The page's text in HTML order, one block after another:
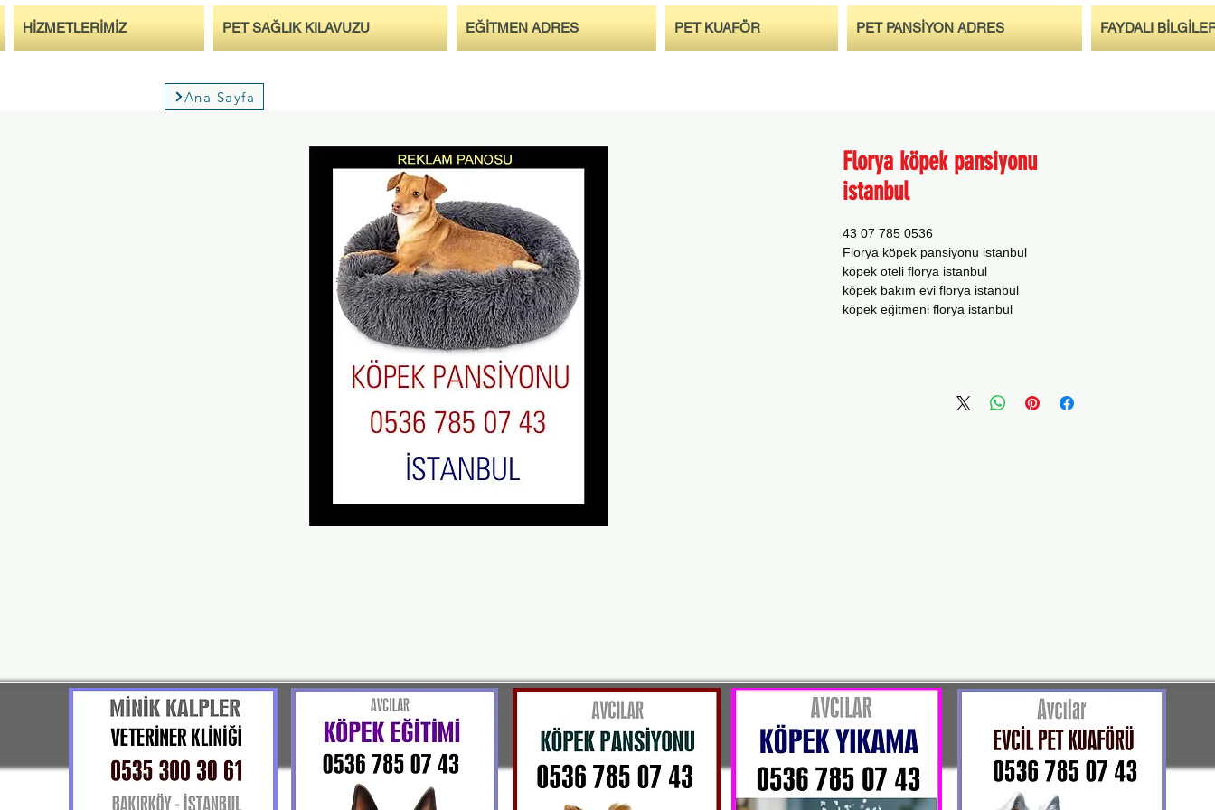
HİZMETLERİMİZ PET SAĞLIK KILAVUZU EĞİTMEN ADRES PET KUAFÖR PET PANSİYON ADRES FAYDALI
Ana Sayfa
Florya köpek pansiyonu
istanbul
0536 785 07 43
Florya köpek pansiyonu istanbul
köpek oteli florya istanbul
köpek bakım evi florya istanbul
köpek eğitmeni florya istanbul